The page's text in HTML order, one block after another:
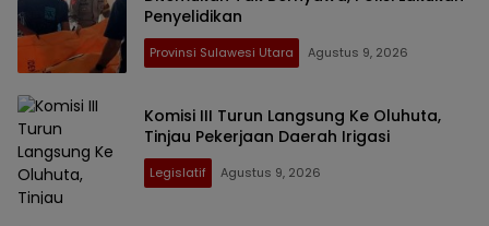
Penyelidikan
Provinsi Sulawesi Utara Agustus 9, 2026
Komisi III Turun Langsung Ke Oluhuta,
Tinjau Pekerjaan Daerah Irigasi
Legislatif Agustus 9, 2026